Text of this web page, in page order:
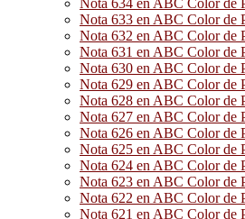
Nota 633 en ABC Color de
Nota 632 en ABC Color de
Nota 631 en ABC Color de
Nota 630 en ABC Color de
Nota 629 en ABC Color de
Nota 628 en ABC Color de
Nota 627 en ABC Color de
Nota 626 en ABC Color de
Nota 625 en ABC Color de
Nota 624 en ABC Color de
Nota 623 en ABC Color de
Nota 622 en ABC Color de
Nota 621 en ABC Color de